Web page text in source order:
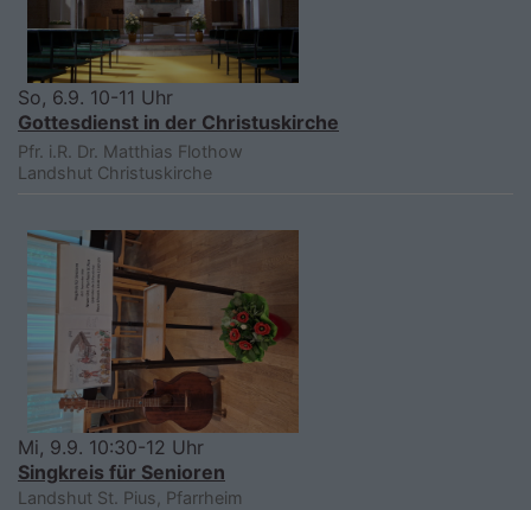
So, 6.9. 10-11 Uhr
Gottesdienst in der Christuskirche
Pfr. i.R. Dr. Matthias Flothow
Landshut Christuskirche
Mi, 9.9. 10:30-12 Uhr
Singkreis für Senioren
Landshut St. Pius, Pfarrheim